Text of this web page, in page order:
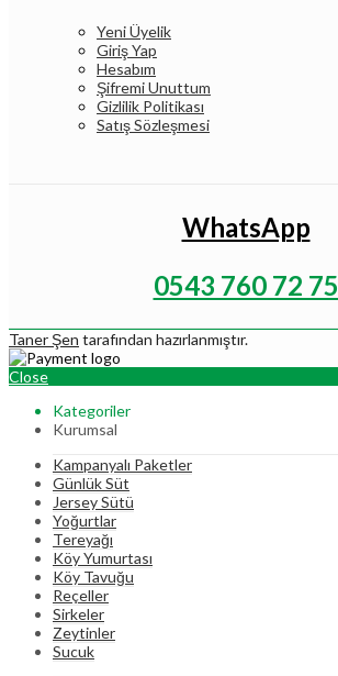
Yeni Üyelik
Giriş Yap
Hesabım
Şifremi Unuttum
Gizlilik Politikası
Satış Sözleşmesi
WhatsApp
0543 760 72 75
Taner Şen tarafından hazırlanmıştır.
Close
Kategoriler
Kurumsal
Kampanyalı Paketler
Günlük Süt
Jersey Sütü
Yoğurtlar
Tereyağı
Köy Yumurtası
Köy Tavuğu
Reçeller
Sirkeler
Zeytinler
Sucuk